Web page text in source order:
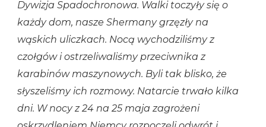
Dywizja Spadochronowa. Walki toczyły się o
każdy dom, nasze Shermany grzęzły na
wąskich uliczkach. Nocą wychodziliśmy z
czołgów i ostrzeliwaliśmy przeciwnika z
karabinów maszynowych. Byli tak blisko, że
słyszeliśmy ich rozmowy. Natarcie trwało kilka
dni. W nocy z 24 na 25 maja zagrożeni